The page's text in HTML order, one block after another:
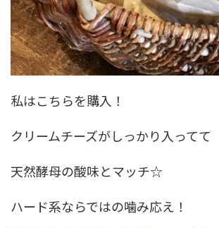
私はこちらを購入！
クリームチーズがしっかり入ってて
天然酵母の酸味とマッチ☆
ハード系ならではの噛み応え！